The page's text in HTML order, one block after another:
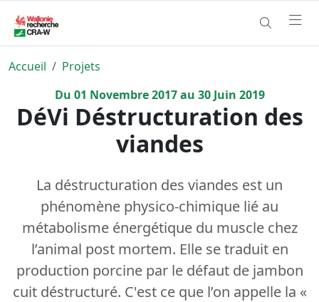
Accueil
Projets
Du 01 Novembre2017 au 30Juin 2019
DéVi Déstructuration des
viandes
La déstructuration des viandes est un
phénomène physico-chimique lié au
métabolisme énergétique du muscle chez
l’animal post mortem. Elle se traduit en
production porcine par le défaut de jambon
cuit déstructuré. C'est ce que l’on appelle la «